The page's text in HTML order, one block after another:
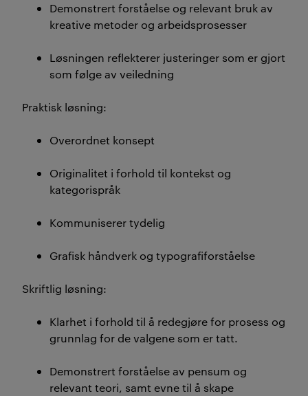
Demonstrert forståelse og relevant bruk av
kreative metoder og arbeidsprosesser
Løsningen reflekterer justeringer som er gjort
som følge av veiledning
Praktisk løsning:
Overordnet konsept
Originalitet i forhold til kontekst og
kategorispråk
Kommuniserer tydelig
Grafisk håndverk og typografiforståelse
Skriftlig løsning:
Klarhet i forhold til å redegjøre for prosess og
grunnlag for de valgene som er tatt.
Demonstrert forståelse av pensum og
relevant teori, samt evne til å skape